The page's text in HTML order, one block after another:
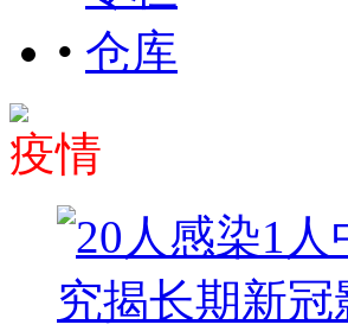
• 仓库
疫情